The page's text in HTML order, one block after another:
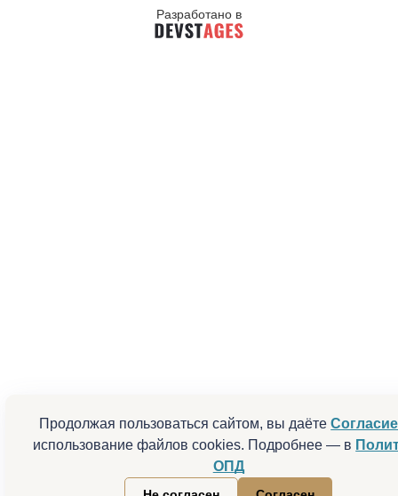
Продолжая пользоваться сайтом, вы даётеСогласие
использование файлов cookies. Подробнее — в
ОПД
Разработано в